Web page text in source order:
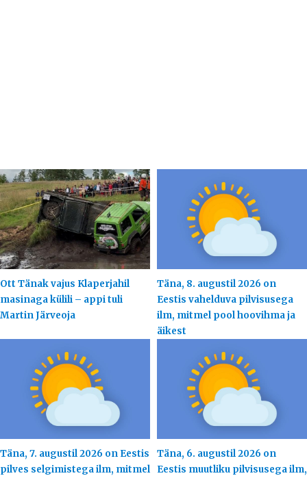
Ott Tänak vajus Klaperjahil
masinaga külili – appi tuli
Martin Järveoja
Täna, 8. augustil 2026 on
Eestis vahelduva pilvisusega
ilm, mitmel pool hoovihma ja
äikest
Täna, 7. augustil 2026 on Eestis
pilves selgimistega ilm, mitmel
Täna, 6. augustil 2026 on
Eestis muutliku pilvisusega ilm,